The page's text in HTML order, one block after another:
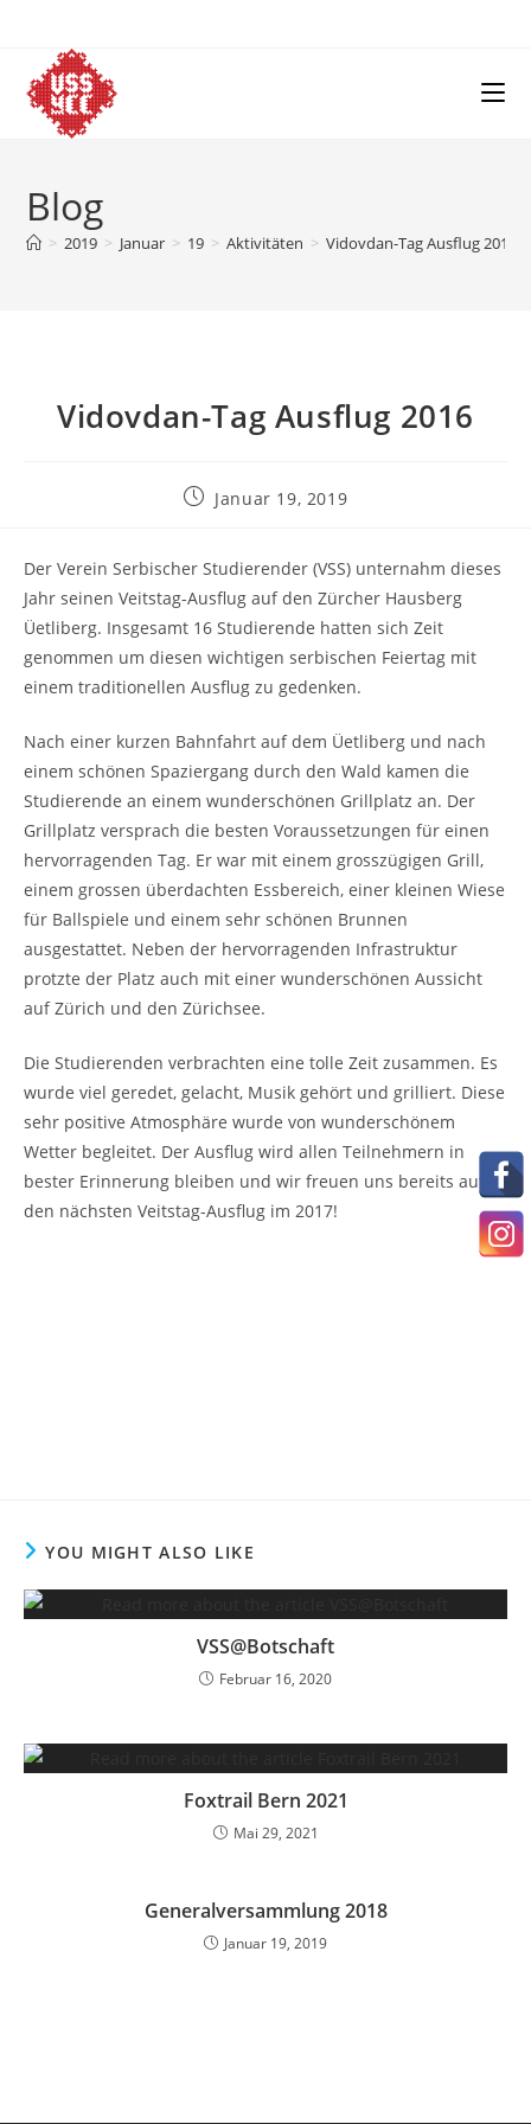
content
Blog
> 2019 > Januar > 19 > Aktivitäten > Vidovdan-Tag Ausflug 2016
Vidovdan-Tag Ausflug 2016
PostJanuar 19, 2019
Der Verein Serbischer Studierender (VSS) unternahm dieses
Jahr seinen Veitstag-Ausflug auf den Zürcher Hausberg
Üetliberg. Insgesamt 16 Studierende hatten sich Zeit
genommen um diesen wichtigen serbischen Feiertag mit
einem traditionellen Ausflug zu gedenken.
Nach einer kurzen Bahnfahrt auf dem Üetliberg und nach
einem schönen Spaziergang durch den Wald kamen die
Studierende an einem wunderschönen Grillplatz an. Der
Grillplatz versprach die besten Voraussetzungen für einen
hervorragenden Tag. Er war mit einem grosszügigen Grill,
einem grossen überdachten Essbereich, einer kleinen Wiese
für Ballspiele und einem sehr schönen Brunnen
ausgestattet. Neben der hervorragenden Infrastruktur
protzte der Platz auch mit einer wunderschönen Aussicht
auf Zürich und den Zürichsee.
Die Studierenden verbrachten eine tolle Zeit zusammen. Es
wurde viel geredet, gelacht, Musik gehört und grilliert. Diese
sehr positive Atmosphäre wurde von wunderschönem
Wetter begleitet. Der Ausflug wird allen Teilnehmern in
bester Erinnerung bleiben und wir freuen uns bereits auf
den nächsten Veitstag-Ausflug im 2017!
YOU MIGHT ALSO LIKE
VSS@Botschaft
Februar 16, 2020
Foxtrail Bern 2021
Mai 29, 2021
Generalversammlung 2018
Januar 19, 2019